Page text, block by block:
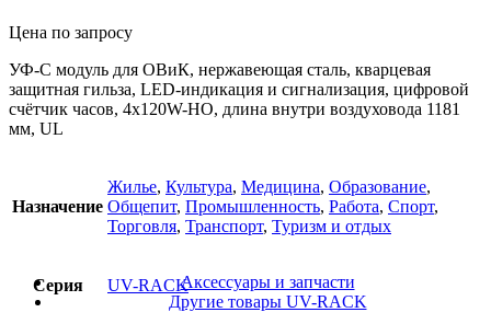
Цена по запросу
УФ-С модуль для ОВиК, нержавеющая сталь, кварцевая
защитная гильза, LED-индикация и сигнализация, цифровой
счётчик часов, 4x120W-HO, длина внутри воздуховода 1181
мм, UL
Назначение
Жилье, Культура, Медицина, Образование,
Общепит, Промышленность, Работа, Спорт,
Торговля, Транспорт, Туризм и отдых
Серия UV-RACKАксессуары и запчасти
Другие товары UV-RACK